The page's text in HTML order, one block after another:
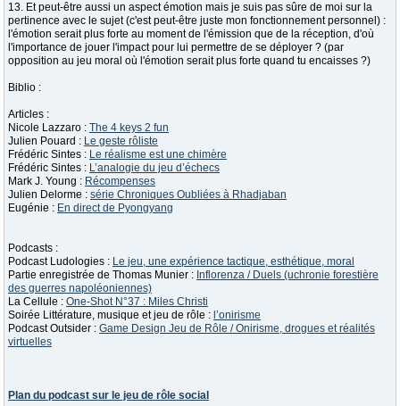
13. Et peut-être aussi un aspect émotion mais je suis pas sûre de moi sur la
pertinence avec le sujet (c'est peut-être juste mon fonctionnement personnel) :
l'émotion serait plus forte au moment de l'émission que de la réception, d'où
l'importance de jouer l'impact pour lui permettre de se déployer ? (par
opposition au jeu moral où l'émotion serait plus forte quand tu encaisses ?)
Biblio :
Articles :
Nicole Lazzaro : The 4 keys 2 fun
Julien Pouard : Le geste rôliste
Frédéric Sintes : Le réalisme est une chimère
Frédéric Sintes : L’analogie du jeu d’échecs
Mark J. Young : Récompenses
Julien Delorme : série Chroniques Oubliées à Rhadjaban
Eugénie : En direct de Pyongyang
Podcasts :
Podcast Ludologies : Le jeu, une expérience tactique, esthétique, moral
Partie enregistrée de Thomas Munier : Inflorenza / Duels (uchronie forestière
des guerres napoléoniennes)
La Cellule : One-Shot N°37 : Miles Christi
Soirée Littérature, musique et jeu de rôle : l’onirisme
Podcast Outsider : Game Design Jeu de Rôle / Onirisme, drogues et réalités
virtuelles
Plan du podcast sur le jeu de rôle social